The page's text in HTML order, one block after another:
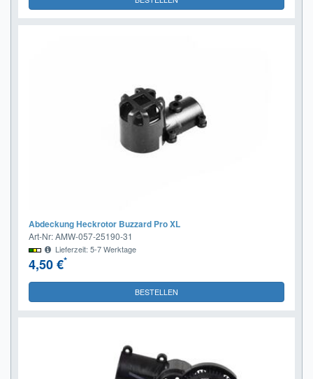
Abdeckung Heckrotor Buzzard Pro XL
Art-Nr: AMW-057-25190-31
Lieferzeit: 5-7 Werktage
4,50 €*
BESTELLEN